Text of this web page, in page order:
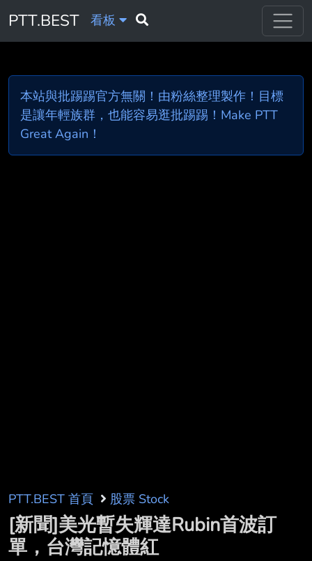
PTT.BEST 看板
本站與批踢踢官方無關！由粉絲整理製作！目標
是讓年輕族群，也能容易逛批踢踢！Make PTT
Great Again！
PTT.BEST 首頁 股票 Stock
[新聞]美光暫失輝達Rubin首波訂
單，台灣記憶體紅